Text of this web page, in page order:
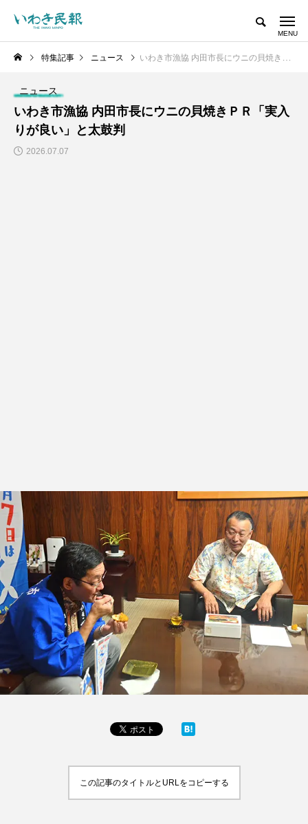
特集記事 ニュース いわき市漁協 内田市長にウニの貝焼きＰＲ「実入りが良い」と太鼓判
ニュース
いわき市漁協 内田市長にウニの貝焼きＰＲ「実入
りが良い」と太鼓判
2026.07.07
この記事のタイトルとURLをコピーする